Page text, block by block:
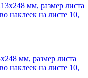
мм, размер листа
наклеек на листе 10,